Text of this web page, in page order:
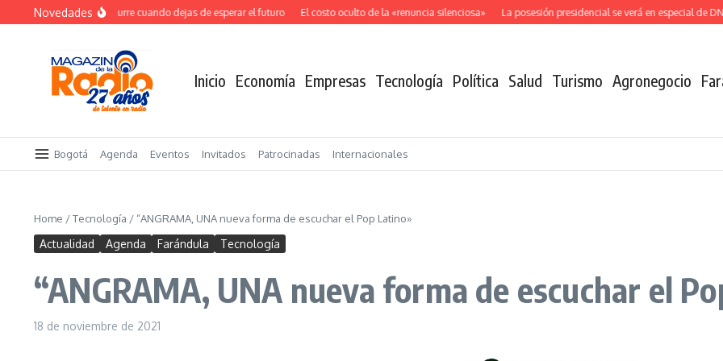
Saltar al contenido
Novedades
El verdadero salto ocurre cuando dejas de esperar el futuro El costo oculto de la «renuncia silenciosa» La posesión presidencial se verá en especial de
Inicio Economía Empresas Tecnología Política Salud Turismo Agronegocio
Bogotá Agenda Eventos Invitados Patrocinadas Internacionales
Home /Tecnología / “ANGRAMA, UNA nueva forma de escuchar el Pop Latino»
Actualidad Agenda Farándula Tecnología
“ANGRAMA, UNA nueva forma de escuchar el
18 de noviembre de 2021